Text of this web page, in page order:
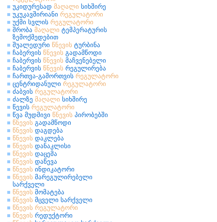
უკიდურესად მაღალი სიხშირე
უკუკავშირიანი რეგულატორი
უქმი სვლის რეგულატორი
შრობა მაღალი ტემპერატურის
ზემოქმედებით
შუალედური წნევის ტურბინა
ჩაბერვის წნევის გადამწოდი
ჩაბერვის წნევის მაჩვენებელი
ჩაბერვის წნევის რეგულირება
ჩართვა-გამორთვის რეგულატორი
ცენტრიდანული რეგულატორი
ძაბვის რეგულატორი
ძალზე მაღალი სიხშირე
წევის რეგულატორი
წვა მუდმივი წნევის პირობებში
წნევის გადამწოდი
წნევის დაგდება
წნევის დაკლება
წნევის დანაკლისი
წნევის დაცემა
წნევის დაწევა
წნევის ინდიკატორი
წნევის მარეგულირებელი
სარქველი
წნევის მომატება
წნევის მცველი სარქველი
წნევის რეგულატორი
წნევის რედუქტორი